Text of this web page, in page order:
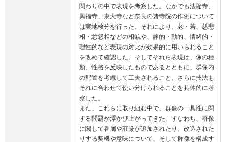
関わりの中で表現を考察した。なかでも法隆寺、
興福寺、東大寺など奈良の諸寺院の作例について
は実地検分を行った。それにより、老・若、慈悲
相・忿怒相などの相貌や、静的・動的、情緒的・
理性的など表現の対比が効果的に用いられること
を改めて確認した。そしてそれら表現は、像の種
類、性格を反映したものであるとともに、群像内
の配置を考慮して工夫されること、さらに技法も
それに合わせて使い分けられることを具体的に考
察した。
また、これらに取り組む中で、群像の一具性に関
する問題が浮かび上がってきた。すなわち、群像
に関して眷属や荘厳が追加されたり、改造された
りする契機や意味について、そして群像を構成す